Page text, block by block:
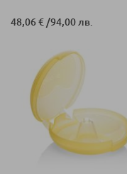
48,06 € /94,00 лв.